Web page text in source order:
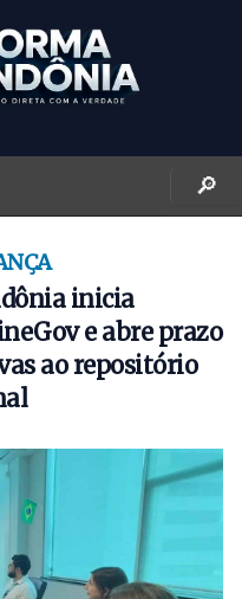
🔎
inicia
e abre prazo
ao repositório